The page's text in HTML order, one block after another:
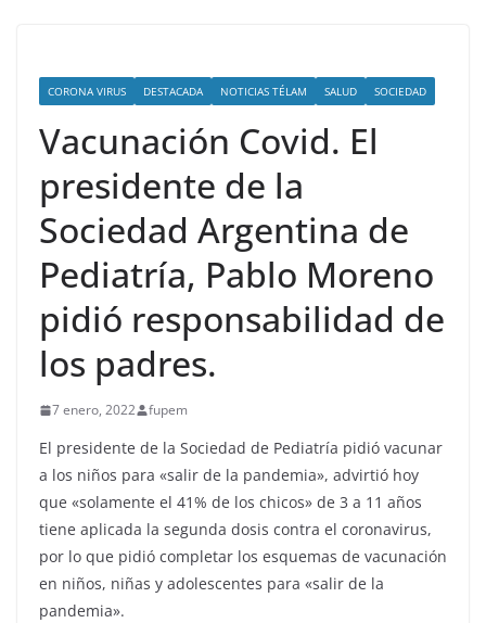
CORONA VIRUS DESTACADA NOTICIAS TÉLAM SALUD SOCIEDAD
Vacunación Covid. El
presidente de la
Sociedad Argentina de
Pediatría, Pablo Moreno
pidió responsabilidad de
los padres.
7 enero, 2022 fupem
El presidente de la Sociedad de Pediatría pidió vacunar
a los niños para «salir de la pandemia», advirtió hoy
que «solamente el 41% de los chicos» de 3 a 11 años
tiene aplicada la segunda dosis contra el coronavirus,
por lo que pidió completar los esquemas de vacunación
en niños, niñas y adolescentes para «salir de la
pandemia».